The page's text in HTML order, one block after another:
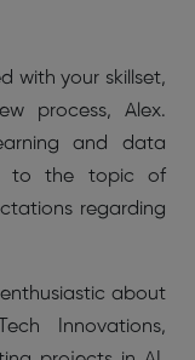
with your skillset,
process, Alex.
and data
to the topic of
regarding
about
Innovations,